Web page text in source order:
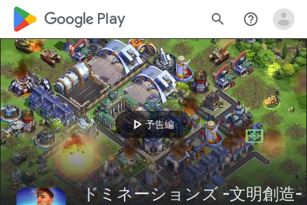
google_logo Play search help_outline
play_arrow予告編
ドミネーションズ -文明創造-